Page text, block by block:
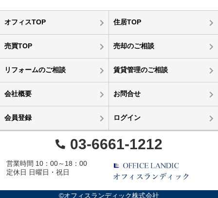
オフィスTOP 住居TOP
売買TOP 売却のご相談
リフォームのご相談 賃貸管理のご相談
会社概要 お問合せ
会員登録 ログイン
03-6661-1212
営業時間 10：00～18：00
定休日 日曜日・祝日
©オフィスランディック株式会社